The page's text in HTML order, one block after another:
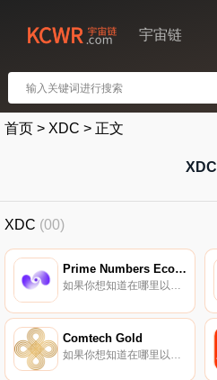
宇宙链
首页 > XDC > 正文
XDC
XDC (00)
Prime Numbers Ecosystem
如果你想知道在哪里以当前价格购买Prime Numbers Ecosystem,目前交易{Prime Numbers Ecosystem]股票的顶级加密货币交易所是Bitrue和ProBit Global。您可以在我们的加密货币交易所页面上找到其他列表.
Comtech Gold